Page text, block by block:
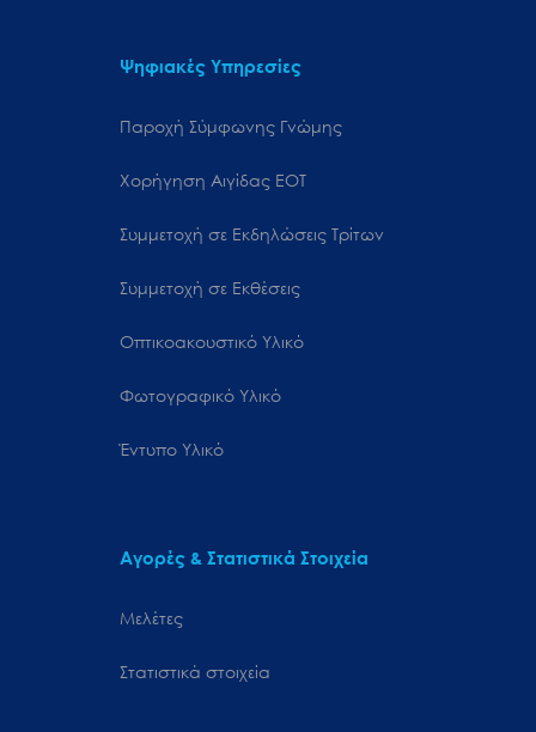
Ψηφιακές Υπηρεσίες
Παροχή Σύμφωνης Γνώμης
Χορήγηση Αιγίδας ΕΟΤ
Συμμετοχή σε Εκδηλώσεις Τρίτων
Συμμετοχή σε Εκθέσεις
Οπτικοακουστικό Υλικό
Φωτογραφικό Υλικό
Έντυπο Υλικό
Αγορές & Στατιστικά Στοιχεία
Μελέτες
Στατιστικά στοιχεία